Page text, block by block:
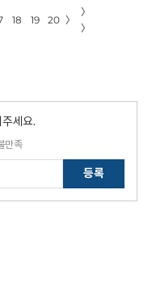
18 19 20 〉
〉
〉
세요.
만족
등록